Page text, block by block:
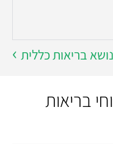
בריאות כללית
בריאות